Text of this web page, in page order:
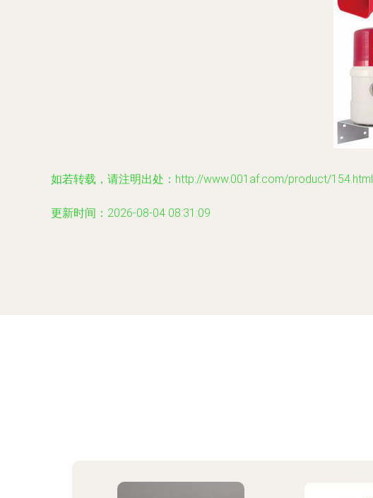
如若转载，请注明出处：http://www.001af.com/product/154.html
更新时间：2026-08-04 08:31:09